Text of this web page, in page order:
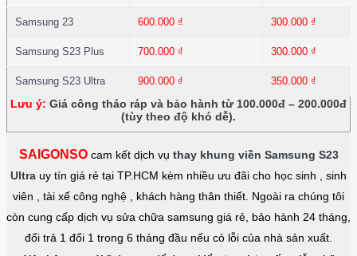
Samsung 23 600.000 ₫ 300.000 ₫
Samsung S23 Plus 700.000 ₫ 300.000 ₫
Samsung S23 Ultra 900.000 ₫ 350.000 ₫
Lưu ý: Giá công tháo ráp và bảo hành từ 100.000đ – 200.000đ
(tùy theo độ khó dễ).
SAIGONSO cam kết dịch vụ thay khung viền Samsung S23
Ultra uy tín giá rẻ tại TP.HCM kèm nhiều ưu đãi cho học sinh , sinh
viên , tài xế công nghệ , khách hàng thân thiết. Ngoài ra chúng tôi
còn cung cấp dịch vụ sửa chữa samsung giá rẻ, bảo hành 24 tháng,
đổi trả 1 đổi 1 trong 6 tháng đầu nếu có lỗi của nhà sản xuất.